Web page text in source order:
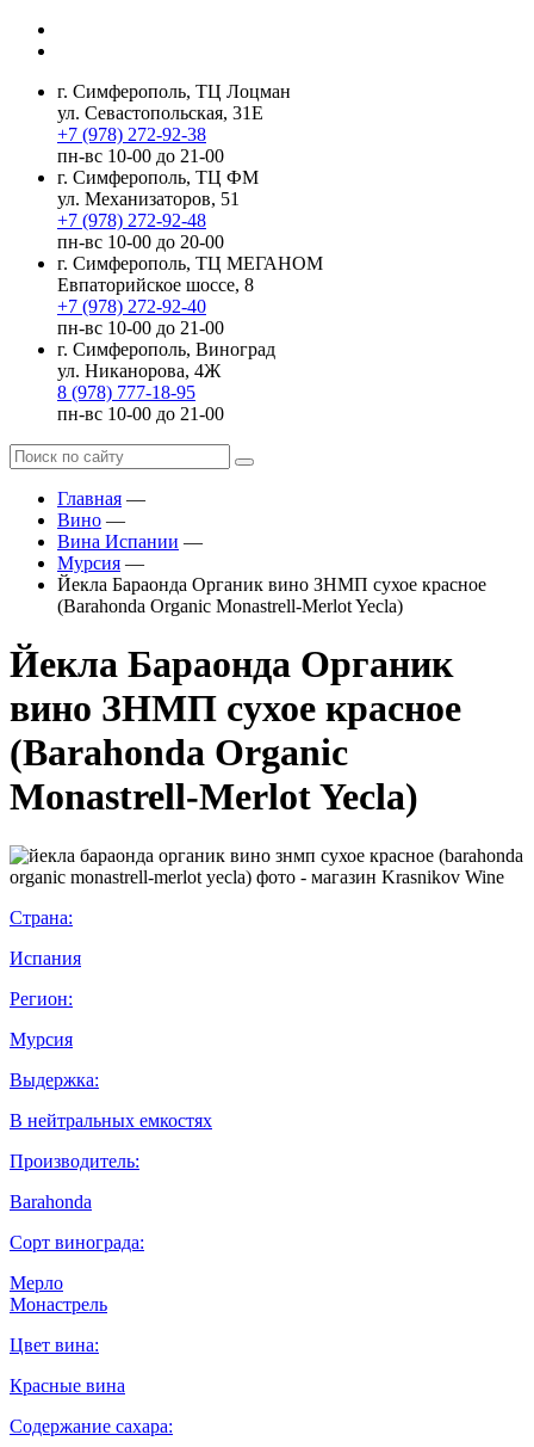
г. Симферополь, ТЦ Лоцман
ул. Севастопольская, 31Е
+7 (978) 272-92-38
пн-вс 10-00 до 21-00
г. Симферополь, ТЦ ФМ
ул. Механизаторов, 51
+7 (978) 272-92-48
пн-вс 10-00 до 20-00
г. Симферополь, ТЦ МЕГАНОМ
Евпаторийское шоссе, 8
+7 (978) 272-92-40
пн-вс 10-00 до 21-00
г. Симферополь, Виноград
ул. Никанорова, 4Ж
8 (978) 777-18-95
пн-вс 10-00 до 21-00
Главная —
Вино —
Вина Испании —
Мурсия —
Йекла Бараонда Органик вино ЗНМП сухое красное
(Barahonda Organic Monastrell-Merlot Yecla)
Йекла Бараонда Органик
вино ЗНМП сухое красное
(Barahonda Organic
Monastrell-Merlot Yecla)
Страна:
Испания
Регион:
Мурсия
Выдержка:
В нейтральных емкостях
Производитель:
Barahonda
Сорт винограда:
Мерло
Монастрель
Цвет вина:
Красные вина
Содержание сахара: